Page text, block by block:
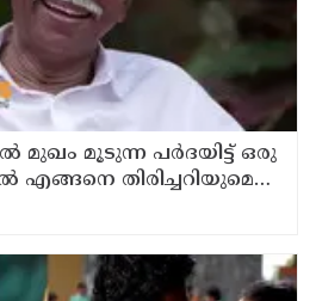
മുഖം മൂടുന്ന പർദയിട്ട് ഒരു
തിരിച്ചറിയുമെന്ന്